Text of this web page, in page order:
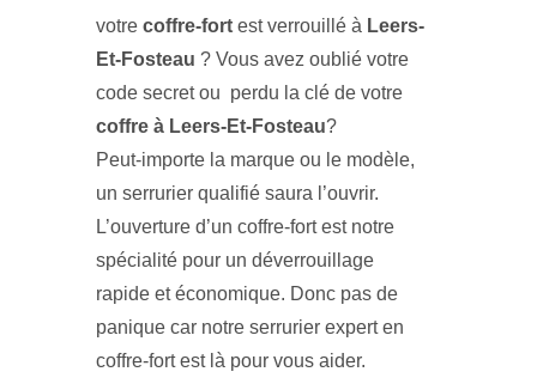
votre coffre-fort est verrouillé à Leers-
Et-Fosteau ? Vous avez oublié votre
code secret ou perdu la clé de votre
coffre à Leers-Et-Fosteau?
Peut-importe la marque ou le modèle,
un serrurier qualifié saura l’ouvrir.
L’ouverture d’un coffre-fort est notre
spécialité pour un déverrouillage
rapide et économique. Donc pas de
panique car notre serrurier expert en
coffre-fort est là pour vous aider.